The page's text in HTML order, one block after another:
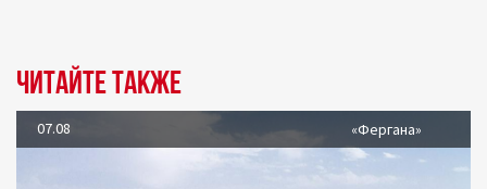
Читайте также
07.08 «Фергана»